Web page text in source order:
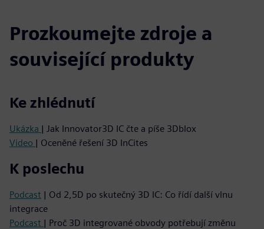
Prozkoumejte zdroje a
související produkty
Ke zhlédnutí
Ukázka | Jak Innovator3D IC čte a píše 3Dblox
Video | Oceněné řešení 3D InCites
K poslechu
Podcast | Od 2,5D po skutečný 3D IC: Co řídí další vlnu
integrace
Podcast | Proč 3D integrované obvody potřebují změnu